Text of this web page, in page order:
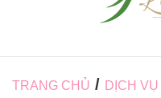
TRANG CHỦ / DỊCH VỤ